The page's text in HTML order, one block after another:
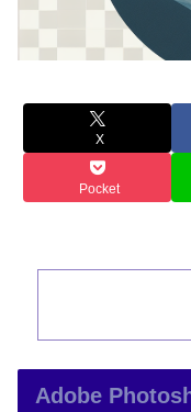
X
Pocket
Adobe